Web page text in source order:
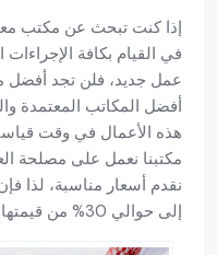
إذا كنت تبحث عن مكتب
في القيام بكافة
عمل جديد، فلن تجد أفضل
أفضل المكاتب المعتمدة
هذه الأعمال في وقت
مكتبنا نعمل على مصلحة
نقدم أسعار مناسبة، لذا
إلى حوالي 30% من قيمتها مما يقلل من التكلفة بشكل كبير.